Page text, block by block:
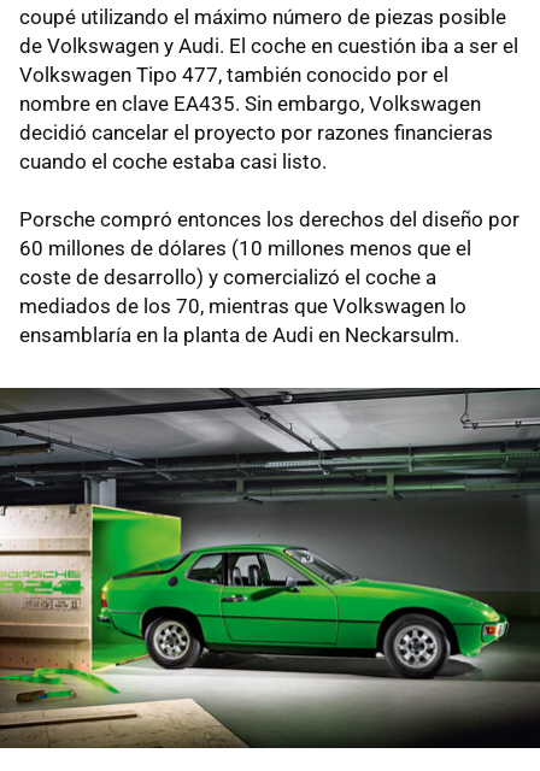
coupé utilizando el máximo número de piezas posible
de Volkswagen y Audi. El coche en cuestión iba a ser el
Volkswagen Tipo 477, también conocido por el
nombre en clave EA435. Sin embargo, Volkswagen
decidió cancelar el proyecto por razones financieras
cuando el coche estaba casi listo.
Porsche compró entonces los derechos del diseño por
60 millones de dólares (10 millones menos que el
coste de desarrollo) y comercializó el coche a
mediados de los 70, mientras que Volkswagen lo
ensamblaría en la planta de Audi en Neckarsulm.